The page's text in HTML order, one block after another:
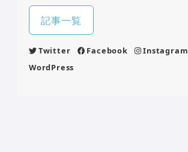
記事一覧
Twitter Facebook
Instagram
WordPress